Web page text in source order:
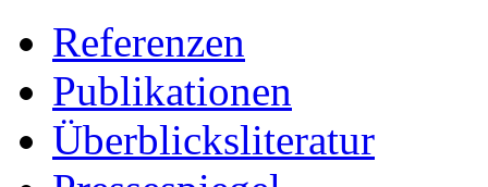
Referenzen
Publikationen
Überblicksliteratur